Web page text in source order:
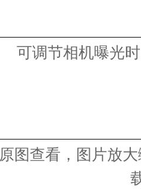
可调节相机曝光
原图查看 ， 图片放